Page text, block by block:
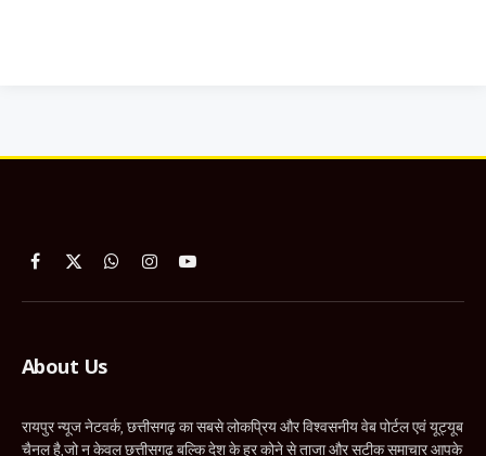
Facebook
X
WhatsApp
InstagramYouTube
About Us
रायपुर न्यूज नेटवर्क, छत्तीसगढ़ का सबसे लोकप्रिय और विश्वसनीय वेब पोर्टल एवं यूट्यूब
चैनल है,जो न केवल छत्तीसगढ़ बल्कि देश के हर कोने से ताजा और सटीक समाचार आपके